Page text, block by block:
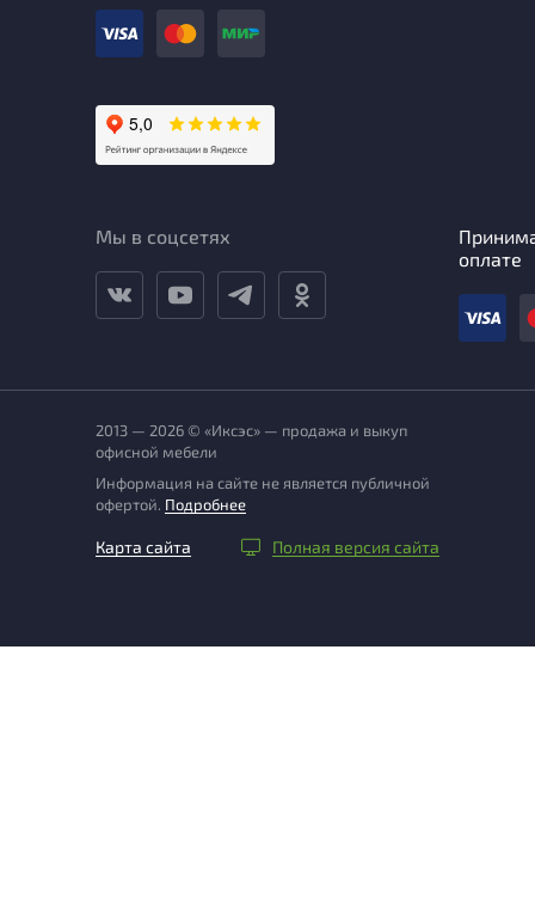
Мы в соцсетях
оплате
2013 — 2026 © «Иксэс» — продажа и выкуп
офисной мебели
Информация на сайте не является публичной
офертой. Подробнее
Карта сайта Полная версия сайта